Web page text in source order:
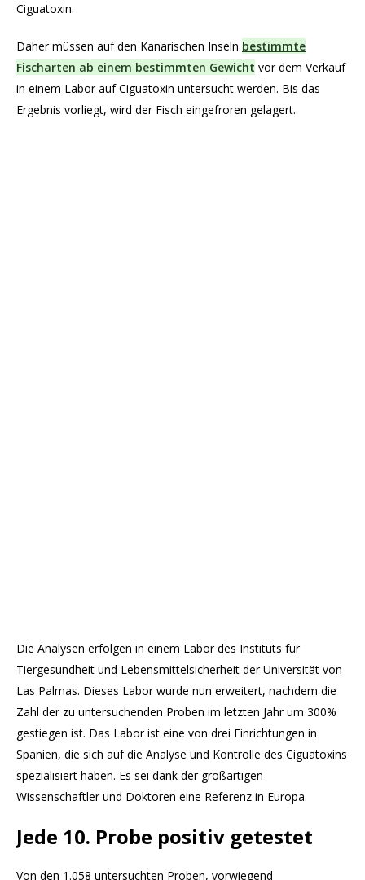
Ciguatoxin.
Daher müssen auf den Kanarischen Inseln bestimmte
Fischarten ab einem bestimmten Gewicht vor dem Verkauf
in einem Labor auf Ciguatoxin untersucht werden. Bis das
Ergebnis vorliegt, wird der Fisch eingefroren gelagert.
Die Analysen erfolgen in einem Labor des Instituts für
Tiergesundheit und Lebensmittelsicherheit der Universität von
Las Palmas. Dieses Labor wurde nun erweitert, nachdem die
Zahl der zu untersuchenden Proben im letzten Jahr um 300%
gestiegen ist. Das Labor ist eine von drei Einrichtungen in
Spanien, die sich auf die Analyse und Kontrolle des Ciguatoxins
spezialisiert haben. Es sei dank der großartigen
Wissenschaftler und Doktoren eine Referenz in Europa.
Jede 10. Probe positiv getestet
Von den 1.058 untersuchten Proben, vorwiegend